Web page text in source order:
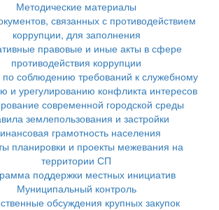
Методические материалы
связанных с противодействием
коррупции, для заполнения
правовые и иные акты в сфере
противодействия коррупции
соблюдению требований к служебному
и урегулированию конфликта интересов
современной городской среды
землепользования и застройки
грамотность населения
планировки и проекты межевания на
территории СП
поддержки местных инициатив
Муниципальный контроль
обсуждения крупных закупок